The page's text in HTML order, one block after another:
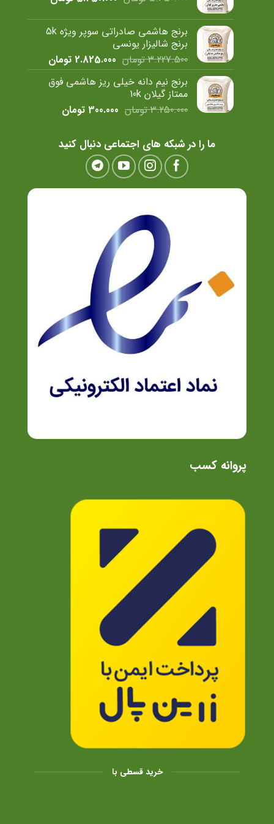
5.650.000 تومان
بود.
است.برنج هاشمی صادراتی سوپر ویژه 5k
برنج شالیزار یونسی
3.227.500 تومان قیمت
اصلی
3.227.500 تومان
2.825.000 تومانقیمت
فعلی
برنج نیم دانه خیلی ریز هاشمی فوق
ممتاز گیلان 10k
3.250.000 تومان قیمت
3.250.000 تومان
بود.
300.000 تومانقیمت
است.ما را در شبکه های اجتماعی دنبال کنید
پروانه کسب
خرید قسطی با